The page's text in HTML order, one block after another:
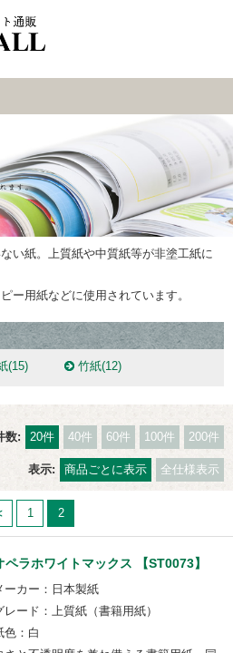
い紙。上質紙や中質紙等が非塗工紙に
ピー用紙などに使用されています。
(15) 竹紙(12)
数:
20件 40件 60件 100件 200件
表示: 商品ごとに表示 全仕様表示
1 2
ペラホワイトマックス 【ST0073】
ーカー：日本製紙
レード：上質紙（書籍用紙）
色：白